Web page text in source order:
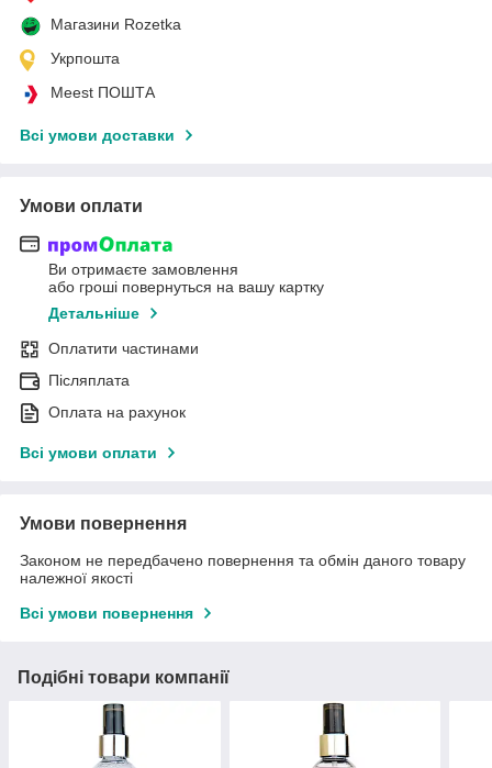
Магазини Rozetka
Укрпошта
Meest ПОШТА
Всі умови доставки
Умови оплати
Ви отримаєте замовлення
або гроші повернуться на вашу картку
Детальніше
Оплатити частинами
Післяплата
Оплата на рахунок
Всі умови оплати
Умови повернення
Законом не передбачено повернення та обмін даного товару
належної якості
Всі умови повернення
Подібні товари компанії